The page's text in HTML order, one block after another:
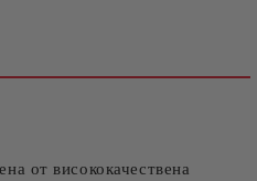
на работния ден.
от висококачествена